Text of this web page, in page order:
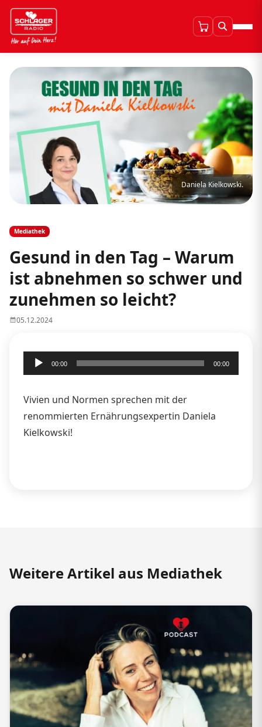
Daniela Kielkowski.
Mediathek
Gesund in den Tag – Warum
ist abnehmen so schwer und
zunehmen so leicht?
05.12.2024
Audio-
Player
00:00 00:00
Vivien und Normen sprechen mit der
renommierten Ernährungsexpertin Daniela
Kielkowski!
Weitere Artikel aus Mediathek